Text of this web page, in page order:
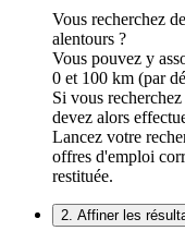
Vous recherchez
alentours ?
Vous pouvez y
0 et 100 km (par
Si vous
devez alors
Lancez votre
offres d'emploi
restituée.
2. Affiner les